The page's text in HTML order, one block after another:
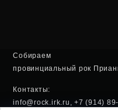
Собираем
провинциальный рок
Контакты:
info@rock.irk.ru, +7 (914)